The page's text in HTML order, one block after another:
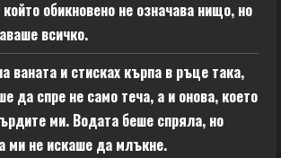
обикновено не означава нищо, но
всичко.
ваната и стисках кърпа в ръце така,
да спре не само теча, а и онова, което
ми. Водата беше спряла, но
ми не искаше да млъкне.